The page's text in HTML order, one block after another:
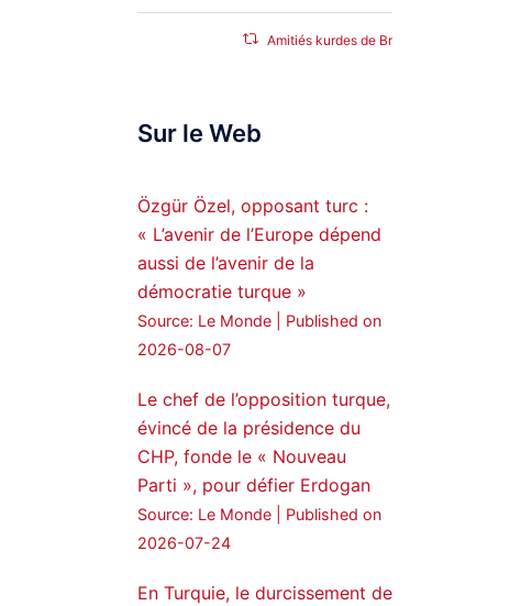
Amitiés kurdes de Bretagne
25 Jan 2025
Forces, SDF appoints
hauro Abgar Daoud
from the ranks of
Syriac Military Council,
MFS as official
spokesperson. We
wish you success
ܟܫܝܪܘܬܐ ܒܘܠܝܬܐ ܚܘܪܐ
28 249
Twitter
a retweeté
Sur le Web
Özgür Özel, opposant turc :
« L’avenir de l’Europe dépend
aussi de l’avenir de la
démocratie turque »
Source: Le Monde
Published on
2026-08-07
Le chef de l’opposition turque,
évincé de la présidence du
CHP, fonde le « Nouveau
Parti », pour défier Erdogan
Source: Le Monde
Published on
2026-07-24
En Turquie, le durcissement de